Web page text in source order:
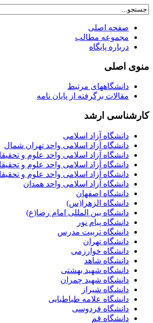
صفحه اصلی
مجموعه مطالب
درباره پایگاه
منوی اصلی
دانشگاههای مرتبط
مقالات برگرفته از پایان نامه
کارشناسی ارشد
دانشگاه آزاد اسلامی
دانشگاه آزاد اسلامی واحد تهران شمال
دانشگاه آزاد اسلامی واحد علوم و
دانشگاه آزاد اسلامی واحد علوم و
دانشگاه آزاد اسلامی واحد علوم و
دانشگاه آزاد اسلامی واحد همدان
دانشگاه اصفهان
دانشگاه الزهرا(س)
دانشگاه بین المللی امام رضا(ع)
دانشگاه پیام نور
دانشگاه تربیت مدرس
دانشگاه تهران
دانشگاه خوارزمی
دانشگاه شاهد
دانشگاه شهید بهشتی
دانشگاه شهید چمران
دانشگاه شیراز
دانشگاه علامه طباطبایی
دانشگاه فردوسی
دانشگاه قم